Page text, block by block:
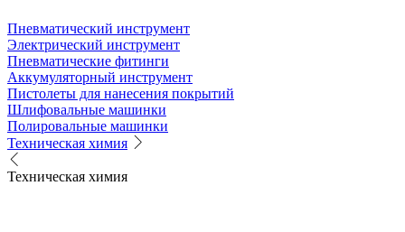
Пневматический инструмент
Электрический инструмент
Пневматические фитинги
Аккумуляторный инструмент
Пистолеты для нанесения покрытий
Шлифовальные машинки
Полировальные машинки
Техническая химия
Техническая химия